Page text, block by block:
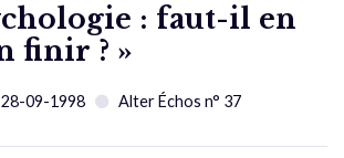
: faut-il en
finir ? »
28-09-1998 Alter Échos n° 37